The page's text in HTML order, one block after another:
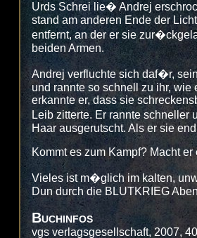
Urds Schrei lie� Andrej
stand am anderen Ende der
entfernt, an der er sie
beiden Armen.
Andrej verfluchte sich daf�r,
und rannte so schnell zu ihr, wie
erkannte er, dass sie
Leib zitterte. Er rannte
Haar ausgerutscht. Als er sie
Kommt es zum Kampf? Macht
Vieles ist m�glich im kalten,
Dun durch die BLUTKRIEG
Buchinfos
vgs verlagsgesellschaft, 2007,